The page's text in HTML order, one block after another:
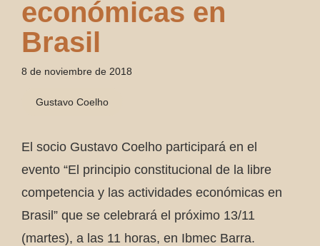
económicas en
Brasil
8 de noviembre de 2018
Gustavo Coelho
El socio Gustavo Coelho participará en el
evento “El principio constitucional de la libre
competencia y las actividades económicas en
Brasil” que se celebrará el próximo 13/11
(martes), a las 11 horas, en Ibmec Barra.